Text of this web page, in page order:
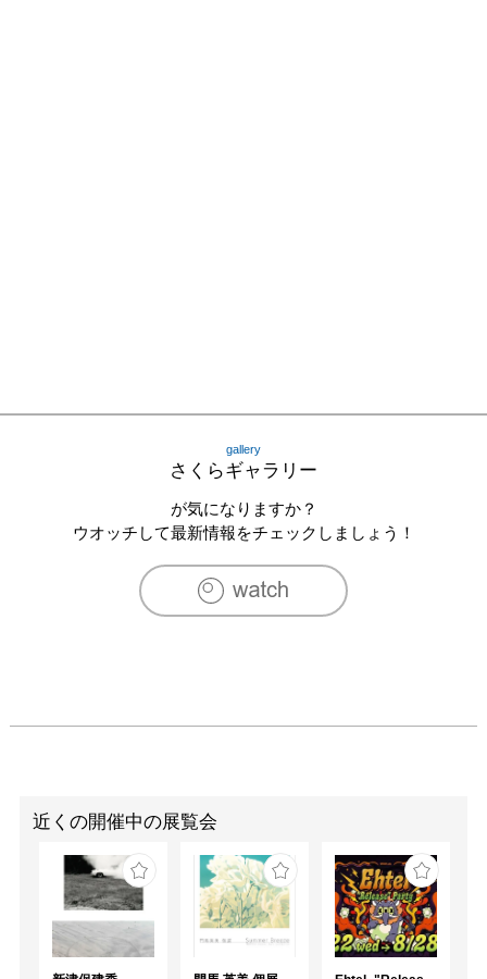
gallery
さくらギャラリー
が気になりますか？
ウオッチして最新情報をチェックしましょう！
近くの開催中の展覧会